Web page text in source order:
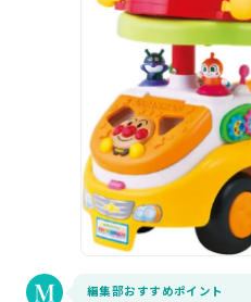
編集部おすすめポイント